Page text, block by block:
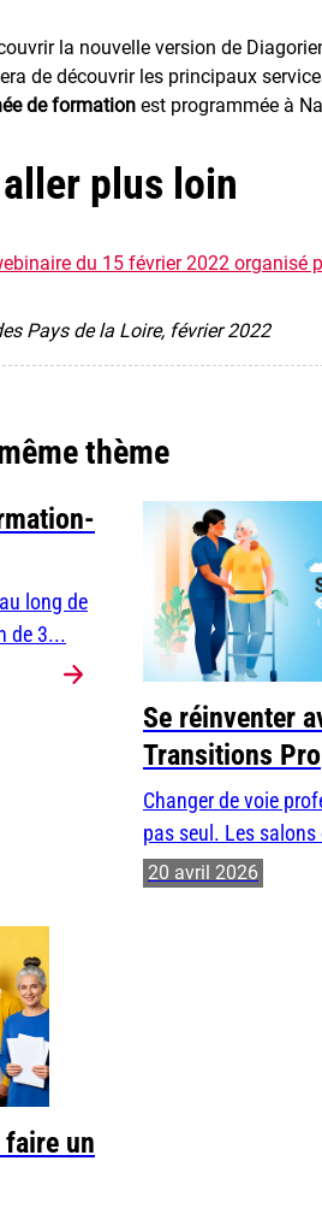
la nouvelle version de
de découvrir les principaux
de formation est programmée à
plus loin
du 15 février 2022 organisé
Pays de la Loire, février 2022
thème
long de
de 3...
Se réinventer
Transitions Pro
Changer de voie
pas seul. Les salons
20 avril 2026
faire un